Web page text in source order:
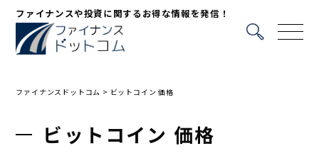
ファイナンスや投資に関するお得な情報を発信！
ファイナンスドットコム > ビットコイン 価格
ビットコイン 価格